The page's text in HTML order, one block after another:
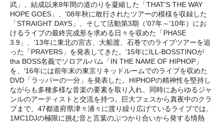
武」、結成以来8年間の道のりを凝縮した「THAT'S THE WAY
HOPE GOES」、'08年秋に敢行されたツアーの模様を収録した
「STRAIGHT DAYS」、そして活動第3期（'07年～'10年）にお
けるライブの最終完成形を求める日々を収めた「PHASE
3.9」、'13年に東北の宮古、大船渡、石巻でのライブツアーを追
った「PRAYERS」を発表してきた。'15年にILL-BOSSTINOが
tha BOSS名義でソロアルバム「IN THE NAME OF HIPHOP」
を、'16年には前年末の東京リキッドルームでのライブを収めた
DVD「ラッパーの一分」を発表した。HIPHOPの精神性を堅持し
ながらも多種多様な音楽の要素を取り入れ、同時にあらゆるジャ
ンルのアーティストと交流を持つ。巨大フェスから真夜中のクラ
ブまで、47都道府県津々浦々に渡り繰り広げているライブでは、
1MC1DJの極限に挑む音と言葉のぶつかり合いから発する情熱